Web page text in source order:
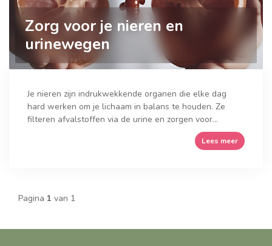
Zorg voor je nieren en
urinewegen
Je nieren zijn indrukwekkende organen die elke dag
hard werken om je lichaam in balans te houden. Ze
filteren afvalstoffen via de urine en zorgen voor...
Lees meer
Pagina 1 van 1